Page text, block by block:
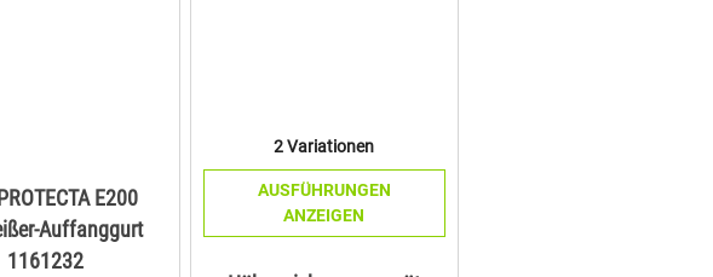
E200
Auffanggurt
1161232
2 Variationen
AUSFÜHRUNGEN
ANZEIGEN